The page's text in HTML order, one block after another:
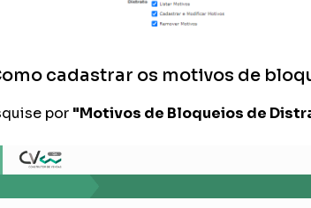
cadastrar os motivos de
por "Motivos de Bloqueios de